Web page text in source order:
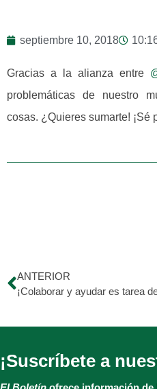
septiembre 10, 2018
Gracias a la alianza entre
problemáticas de nuestro
cosas. ¿Quieres sumarte! ¡Sé
ANTERIOR
¡Colaborar y ayudar es tarea
¡Suscríbete a